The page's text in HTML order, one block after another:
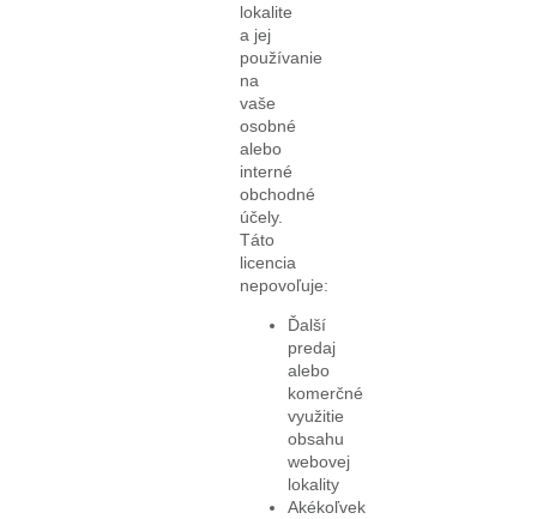
lokalite
a jej
používanie
na
vaše
osobné
alebo
interné
obchodné
účely.
Táto
licencia
nepovoľuje:
Ďalší
predaj
alebo
komerčné
využitie
obsahu
webovej
lokality
Akékoľvek